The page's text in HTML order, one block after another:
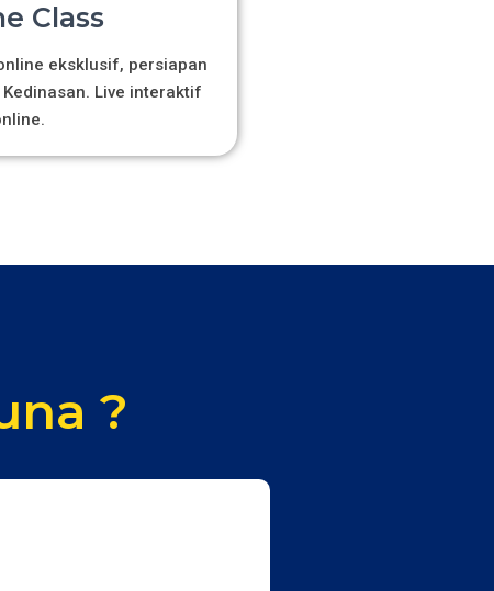
Class
eksklusif, persiapan
Live interaktif
?